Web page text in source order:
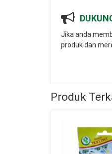
Jika anda
produk dan
Produk